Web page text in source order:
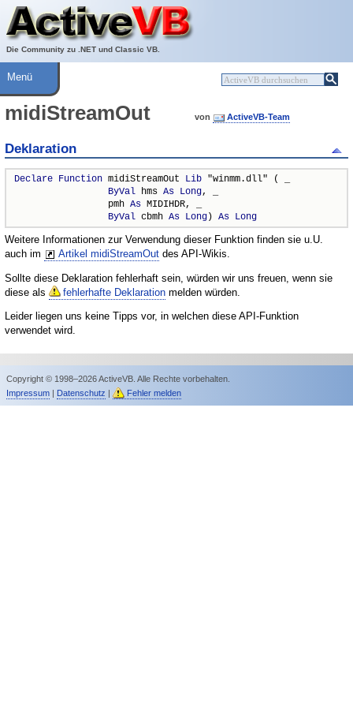
Die Community zu .NET und Classic VB.
Über ActiveVB
Hilfe
Menü
midiStreamOut von ActiveVB-Team
Deklaration
Declare Function midiStreamOut Lib "winmm.dll" ( _
ByVal hms As Long, _
                 pmh
As MIDIHDR, _
ByVal cbmh As Long) As Long
Weitere Informationen zur Verwendung dieser Funktion finden sie u.U.
auch im
Artikel midiStreamOut des API-Wikis.
Sollte diese Deklaration fehlerhaft sein, würden wir uns freuen, wenn sie
diese als
fehlerhafte Deklaration melden würden.
Leider liegen uns keine Tipps vor, in welchen diese API-Funktion
verwendet wird.
Copyright © 1998–2026 ActiveVB. Alle Rechte vorbehalten.
Impressum| Datenschutz | Fehler melden